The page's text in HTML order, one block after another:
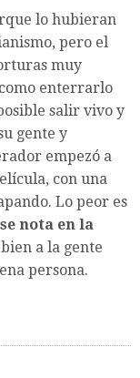
lo hubieran
pero el
muy
enterrarlo
salir vivo y
gente y
empezó a
con una
Lo peor es
nota en la
a la gente
persona.